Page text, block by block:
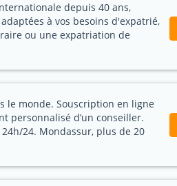
depuis 40 ans,
à vos besoins d'expatrié,
ou une expatriation de
le monde. Souscription en ligne
personnalisé d’un conseiller.
24. Mondassur, plus de 20